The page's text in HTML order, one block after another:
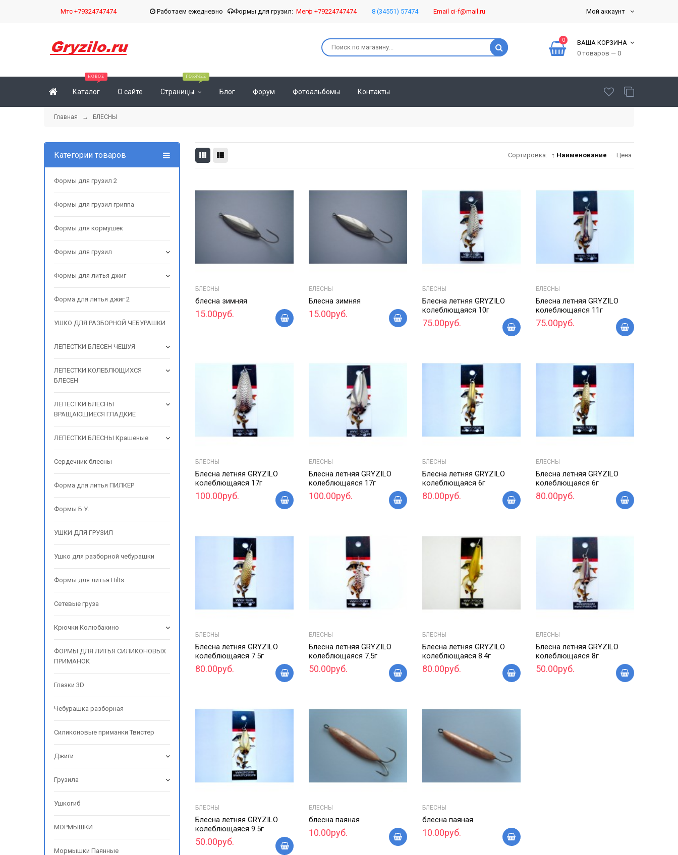
Мой аккаунт
Работаем ежедневно Формы для грузил:
Мтс +79324747474 Мегф +79224747474 8 (34551) 57474 Email ci-f@mail.ru
0
ВАША КОРЗИНА
0 товаров — 0
Каталог О сайте Страницы Блог Форум Фотоальбомы Контакты
Главная → БЛЕСНЫ
Сортировка: ↑ Наименование · Цена
БЛЕСНЫ
блесна зимняя
15.00руб.
БЛЕСНЫ
Блесна зимняя
15.00руб.
БЛЕСНЫ
Блесна летняя GRYZILO
колеблющаяся 10г
75.00руб.
БЛЕСНЫ
Блесна летняя GRYZILO
колеблющаяся 11г
75.00руб.
БЛЕСНЫ
Блесна летняя GRYZILO
колеблющаяся 17г
100.00руб.
БЛЕСНЫ
Блесна летняя GRYZILO
колеблющаяся 17г
100.00руб.
БЛЕСНЫ
Блесна летняя GRYZILO
колеблющаяся 6г
80.00руб.
БЛЕСНЫ
Блесна летняя GRYZILO
колеблющаяся 6г
80.00руб.
БЛЕСНЫ
Блесна летняя GRYZILO
колеблющаяся 7.5г
80.00руб.
БЛЕСНЫ
Блесна летняя GRYZILO
колеблющаяся 7.5г
50.00руб.
БЛЕСНЫ
Блесна летняя GRYZILO
колеблющаяся 8.4г
80.00руб.
БЛЕСНЫ
Блесна летняя GRYZILO
колеблющаяся 8г
50.00руб.
БЛЕСНЫ
Блесна летняя GRYZILO
колеблющаяся 9.5г
50.00руб.
БЛЕСНЫ
блесна паяная
10.00руб.
БЛЕСНЫ
блесна паяная
10.00руб.
Категории товаров
Формы для грузил 2
Формы для грузил гриппа
Формы для кормушек
Формы для грузил
Формы для литья джиг
Форма для литья джиг 2
УШКО ДЛЯ РАЗБОРНОЙ ЧЕБУРАШКИ
ЛЕПЕСТКИ БЛЕСЕН ЧЕШУЯ
ЛЕПЕСТКИ КОЛЕБЛЮЩИХСЯ
БЛЕСЕН
ЛЕПЕСТКИ БЛЕСНЫ
ВРАЩАЮЩИЕСЯ ГЛАДКИЕ
ЛЕПЕСТКИ БЛЕСНЫ Крашеные
Сердечник блесны
Форма для литья ПИЛКЕР
Формы Б.У.
УШКИ ДЛЯ ГРУЗИЛ
Ушко для разборной чебурашки
Формы для литья Hilts
Сетевые груза
Крючки Колюбакино
ФОРМЫ ДЛЯ ЛИТЬЯ СИЛИКОНОВЫХ
ПРИМАНОК
Глазки 3D
Чебурашка разборная
Силиконовые приманки Твистер
Джиги
Грузила
Ушкогиб
МОРМЫШКИ
Мормышки Паянные